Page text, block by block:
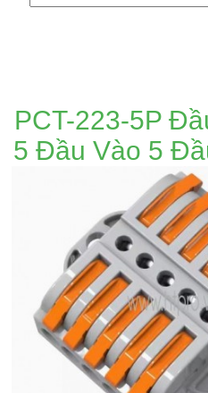
PCT-223-5P
5 Đầu Vào 5